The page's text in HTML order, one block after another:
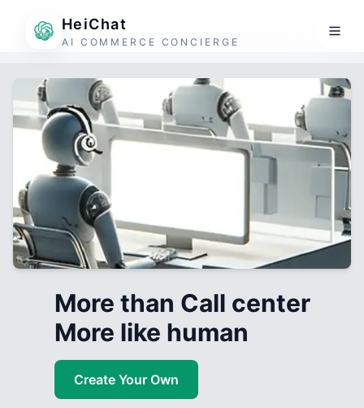
HeiChat
AI COMMERCE CONCIERGE
More than Call center
More like human
Create Your Own